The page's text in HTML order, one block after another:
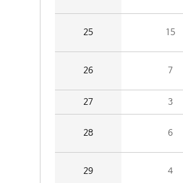
25 15
26 7
27 3
28 6
29 4